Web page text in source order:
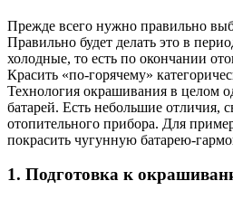
Прежде всего нужно правильно
Правильно будет делать это в
холодные, то есть по окончании
Красить «по-горячему»
Технология окрашивания в целом
батарей. Есть небольшие отличия,
отопительного прибора. Для
покрасить чугунную батарею-
1. Подготовка к